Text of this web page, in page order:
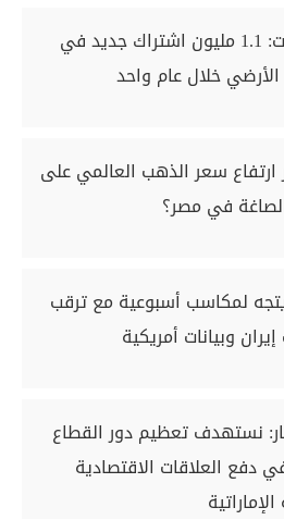
الاتصالات: 1.1 مليون اشتراك جديد في
الأرضي خلال عام واحد
ارتفاع سعر الذهب العالمي على
في مصر؟
يتجه لمكاسب أسبوعية مع ترقب
وبيانات أمريكية
نستهدف تعظيم دور القطاع
دفع العلاقات الاقتصادية